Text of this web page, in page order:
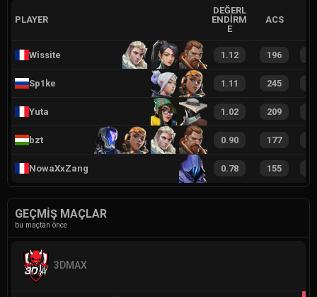
PLAYER
DEĞERL
ENDIRM
E
ACS
Wissite 1.12 196
Sp1ke 1.11 245
Yuta 1.02 209
bzt 0.90 177
NowaXxZang 0.78 155
GEÇMIŞ MAÇLAR
bu maçtan önce
3DMAX